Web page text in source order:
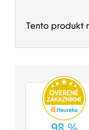
Tento produkt